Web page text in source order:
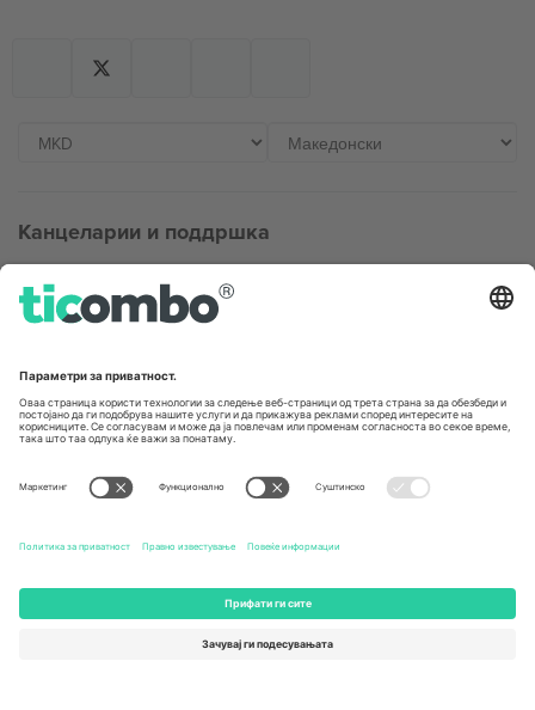
Канцеларии и поддршка
Germany
Unter den Linden 24, 10117
167 City Road, London, Greater
United States
131 Continental Dr, Suite 305,
Newark, Delaware 19713, United
States
Switzerland
Engelberg, Switzerland
Bulgaria
Regus Sofia City West, bul
United Arab Emirates
UAE Dubai Silicon Oasis, DDP
Building A1, Office 302, Dubai,